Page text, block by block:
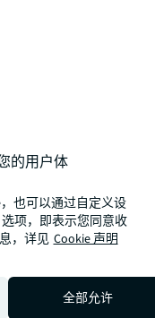
的用户体
也可以通过自定义设
项，即表示您同意收
，详见 Cookie 声明
全部允许